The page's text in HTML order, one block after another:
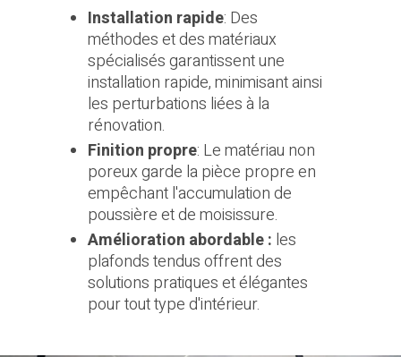
Installation rapide: Des
méthodes et des matériaux
spécialisés garantissent une
installation rapide, minimisant ainsi
les perturbations liées à la
rénovation.
Finition propre: Le matériau non
poreux garde la pièce propre en
empêchant l'accumulation de
poussière et de moisissure.
Amélioration abordable : les
plafonds tendus offrent des
solutions pratiques et élégantes
pour tout type d'intérieur.